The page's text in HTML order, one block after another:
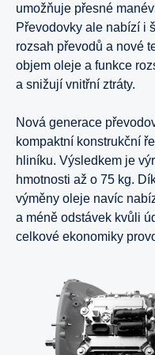
umožňuje přesné
Převodovky ale nabízí i
rozsah převodů a nové
objem oleje a funkce
a snižují vnitřní ztráty.
Nová generace
kompaktní konstrukční
hliníku. Výsledkem je
hmotnosti až o 75 kg.
výměny oleje navíc
a méně odstávek kvůli
celkové ekonomiky